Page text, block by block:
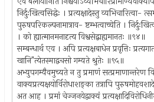
निर्दुःखित्वसिद्धेः । प्रत्यक्षादेस्तु व्यभिचारित्वा-
पुरुषपरिकल्पनामात्राव- ष्टम्भत्वाच्चेति ।
। को ह्यात्मानमनादृत्य विश्वसेद्बाह्यमानतः ॥९४॥
सम्बन्धार्थ एव । अपि प्रत्यक्षबाधेन प्रवृत्तिः
खानि"त्येतस्माद्वचसो गम्यते श्रुतेः ॥९५॥
अभ्युपगम्यैवमुच्यते न तु प्रमाणं सत्प्रमाणान्तरेण
वाक्यप्रत्यक्षयोर्विरोधाशङ्का तत्रापि
अत आह । प्रमां चेज्जनयेद्वाक्यं